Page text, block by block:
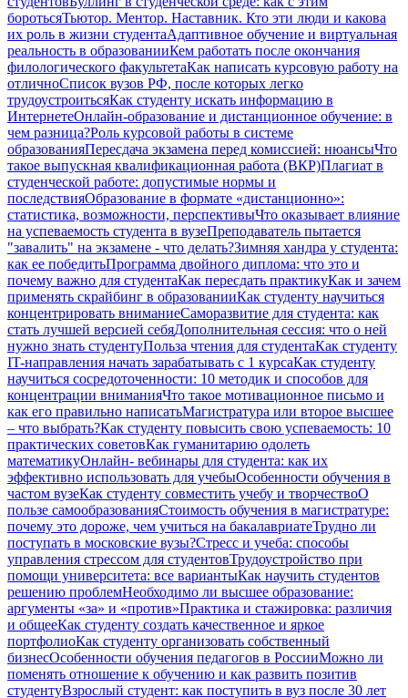
боротьсяТьютор. Ментор. Наставник. Кто эти люди и какова
их роль в жизни студентаАдаптивное обучение и виртуальная
реальность в образованииКем работать после окончания
филологического факультетаКак написать курсовую работу на
отличноСписок вузов РФ, после которых легко
трудоустроитьсяКак студенту искать информацию в
ИнтернетеОнлайн-образование и дистанционное обучение: в
чем разница?Роль курсовой работы в системе
образованияПересдача экзамена перед комиссией: нюансыЧто
такое выпускная квалификационная работа (ВКР)Плагиат в
студенческой работе: допустимые нормы и
последствияОбразование в формате «дистанционно»:
статистика, возможности, перспективыЧто оказывает влияние
на успеваемость студента в вузеПреподаватель пытается
"завалить" на экзамене - что делать?Зимняя хандра у студента:
как ее победитьПрограмма двойного диплома: что это и
почему важно для студентаКак пересдать практикуКак и зачем
применять скрайбинг в образованииКак студенту научиться
концентрировать вниманиеСаморазвитие для студента: как
стать лучшей версией себяДополнительная сессия: что о ней
нужно знать студентуПольза чтения для студентаКак студенту
IT-направления начать зарабатывать с 1 курсаКак студенту
научиться сосредоточенности: 10 методик и способов для
концентрации вниманияЧто такое мотивационное письмо и
как его правильно написатьМагистратура или второе высшее
– что выбрать?Как студенту повысить свою успеваемость: 10
практических советовКак гуманитарию одолеть
математикуОнлайн- вебинары для студента: как их
эффективно использовать для учебыОсобенности обучения в
частом вузеКак студенту совместить учебу и творчествоО
пользе самообразованияСтоимость обучения в магистратуре:
почему это дороже, чем учиться на бакалавриатеТрудно ли
поступать в московские вузы?Стресс и учеба: способы
управления стрессом для студентовТрудоустройство при
помощи университета: все вариантыКак научить студентов
решению проблемНеобходимо ли высшее образование:
аргументы «за» и «против»Практика и стажировка: различия
и общееКак студенту создать качественное и яркое
портфолиоКак студенту организовать собственный
бизнесОсобенности обучения педагогов в РоссииМожно ли
поменять отношение к обучению и как развить позитив
студентуВзрослый студент: как поступить в вуз после 30 лет